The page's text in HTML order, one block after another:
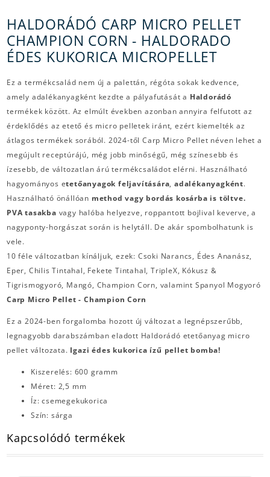
HALDORÁDÓ CARP MICRO PELLET
CHAMPION CORN - HALDORADO
ÉDES KUKORICA MICROPELLET
Ez a termékcsalád nem új a palettán, régóta sokak kedvence,
amely adalékanyagként kezdte a pályafutását a Haldorádó
termékek között. Az elmúlt években azonban annyira felfutott az
érdeklődés az etető és micro pelletek iránt, ezért kiemelték az
átlagos termékek sorából. 2024-től Carp Micro Pellet néven lehet a
megújult receptúrájú, még jobb minőségű, még színesebb és
ízesebb, de változatlan árú termékcsaládot elérni. Használható
hagyományos etetőanyagok feljavítására,adalékanyagként.
Használható önállóan method vagy bordás kosárba is töltve.
PVA tasakba vagy halóba helyezve, roppantott bojlival keverve, a
nagyponty-horgászat során is helytáll. De akár spombolhatunk is
vele.
10 féle változatban kínáljuk, ezek: Csoki Narancs, Édes Ananász,
Eper, Chilis Tintahal, Fekete Tintahal, TripleX, Kókusz &
Tigrismogyoró, Mangó, Champion Corn, valamint Spanyol Mogyoró
Carp Micro Pellet - Champion Corn
Ez a 2024-ben forgalomba hozott új változat a legnépszerűbb,
legnagyobb darabszámban eladott Haldorádó etetőanyag micro
pellet változata. Igazi édes kukorica ízű pellet bomba!
Kiszerelés: 600 gramm
Méret: 2,5 mm
Íz: csemegekukorica
Szín: sárga
Kapcsolódó termékek